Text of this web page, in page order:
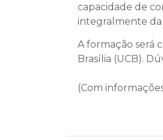
capacidade de
integralmente da
A formação será
Brasília (UCB).
(Com